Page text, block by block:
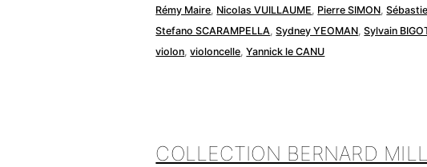
Rémy Maire Nicolas VUILLAUME Pierre SIMON ,
Stefano SCARAMPELLA ,Sydney YEOMAN ,Sylvain
violon ,violoncelle ,Yannick le CANU
COLLECTION BERNARD